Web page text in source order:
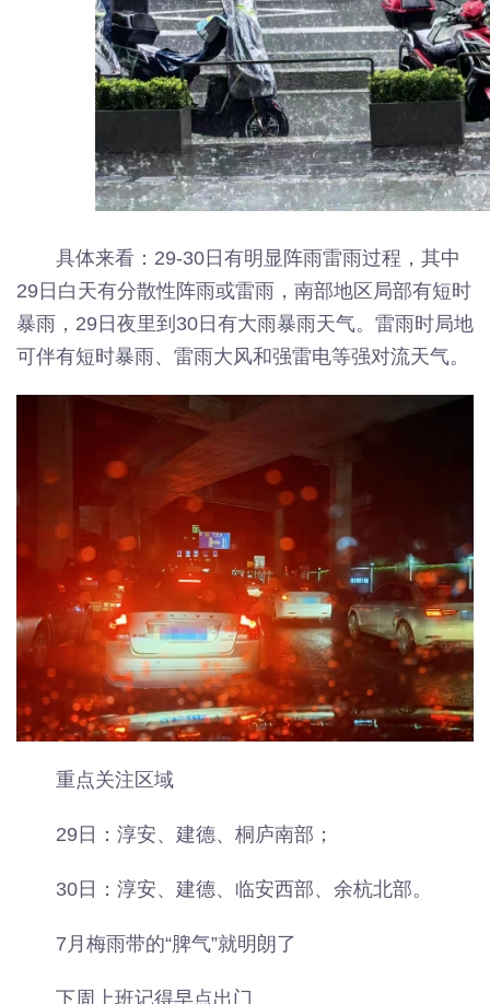
具体来看：29-30日有明显阵雨雷雨过程，其中
29日白天有分散性阵雨或雷雨，南部地区局部有短时
暴雨，29日夜里到30日有大雨暴雨天气。雷雨时局地
可伴有短时暴雨、雷雨大风和强雷电等强对流天气。
重点关注区域
29日：淳安、建德、桐庐南部；
30日：淳安、建德、临安西部、余杭北部。
7月梅雨带的“脾气”就明朗了
下周上班记得早点出门